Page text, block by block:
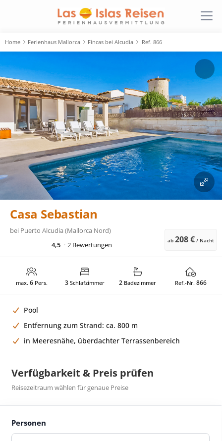
Home Ferienhaus Mallorca Fincas bei Alcudia Ref. 866
Casa Sebastian
bei Puerto Alcudia (Mallorca Nord)
4,5
2 Bewertungen ab 208 € / Nacht
max. 6Pers. 3Schlafzimmer 2 Badezimmer Ref.-Nr. 866
Pool
Entfernung zum Strand: ca. 800 m
in Meeresnähe, überdachter Terrassenbereich
Verfügbarkeit & Preis prüfen
Reisezeitraum wählen für genaue Preise
Personen